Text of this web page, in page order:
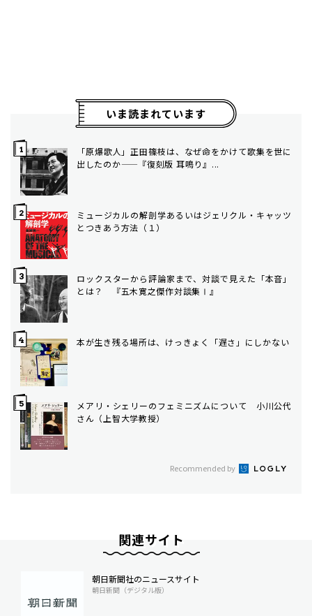
いま読まれています
「原爆歌人」正田篠枝は、なぜ命をかけて歌集を世に
出したのか——『復刻版 耳鳴り』...
ミュージカルの解剖学――あるいはジェリクル・キャッツ
とつきあう方法（１）
ロックスターから評論家まで、対談で見えた「本音」
とは？ 『五木寛之傑作対談集Ⅰ』
本が生き残る場所は、けっきょく「遅さ」にしかない
メアリ・シェリーのフェミニズムについて 小川公代
さん（上智大学教授）
Recommended by
関連サイト
朝日新聞社のニュースサイト
朝日新聞（デジタル版）